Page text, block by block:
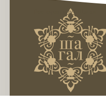
Ресторан клуб Шагал